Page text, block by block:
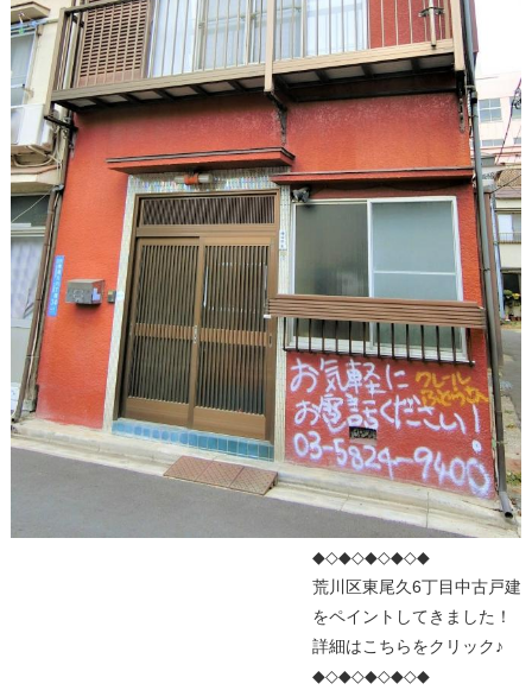
◆◇◆◇◆◇◆◇◆
荒川区東尾久6丁目中古戸建
をペイントしてきました！
詳細はこちらをクリック♪
◆◇◆◇◆◇◆◇◆